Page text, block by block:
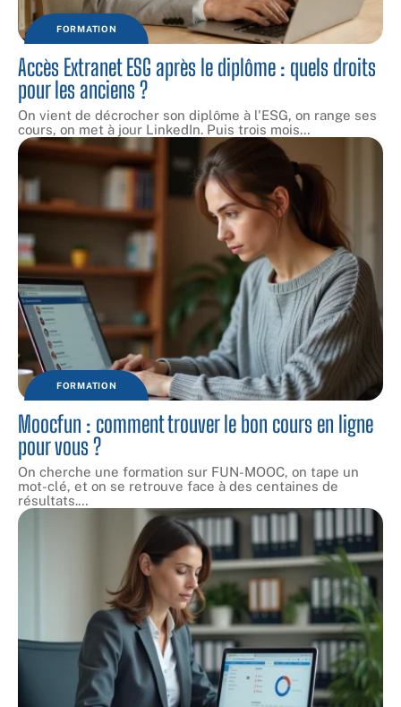
FORMATION
Accès Extranet ESG après le diplôme : quels droits
pour les anciens ?
On vient de décrocher son diplôme à l'ESG, on range ses
cours, on met à jour LinkedIn. Puis trois mois…
FORMATION
Moocfun : comment trouver le bon cours en ligne
pour vous ?
On cherche une formation sur FUN-MOOC, on tape un
mot-clé, et on se retrouve face à des centaines de
résultats.…